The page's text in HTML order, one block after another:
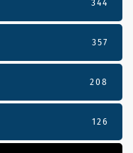
344
357
208
126